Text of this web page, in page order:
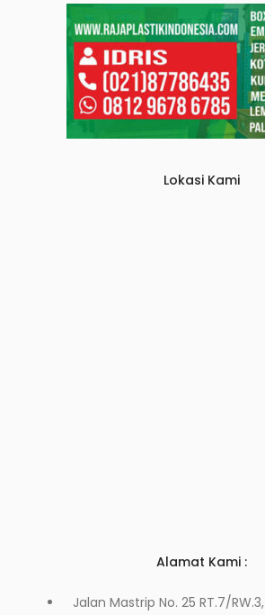
Lokasi Kami
Alamat Kami :
Jalan Mastrip No. 25 RT.7/